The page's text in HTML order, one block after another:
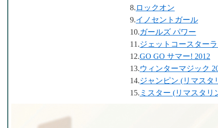
8. ロックオン
9.イノセントガール
10.ガールズ パワー
11.ジェットコースター
12.GO GO サマー! 2012
13.ウィンターマジック
14.ジャンピン (リマスタ
15. ミスター (リマスタリ